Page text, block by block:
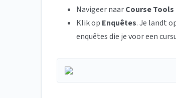
Navigeer naarCourse Tools
Klik op Enquêtes. Je landt
enquêtes die je voor een